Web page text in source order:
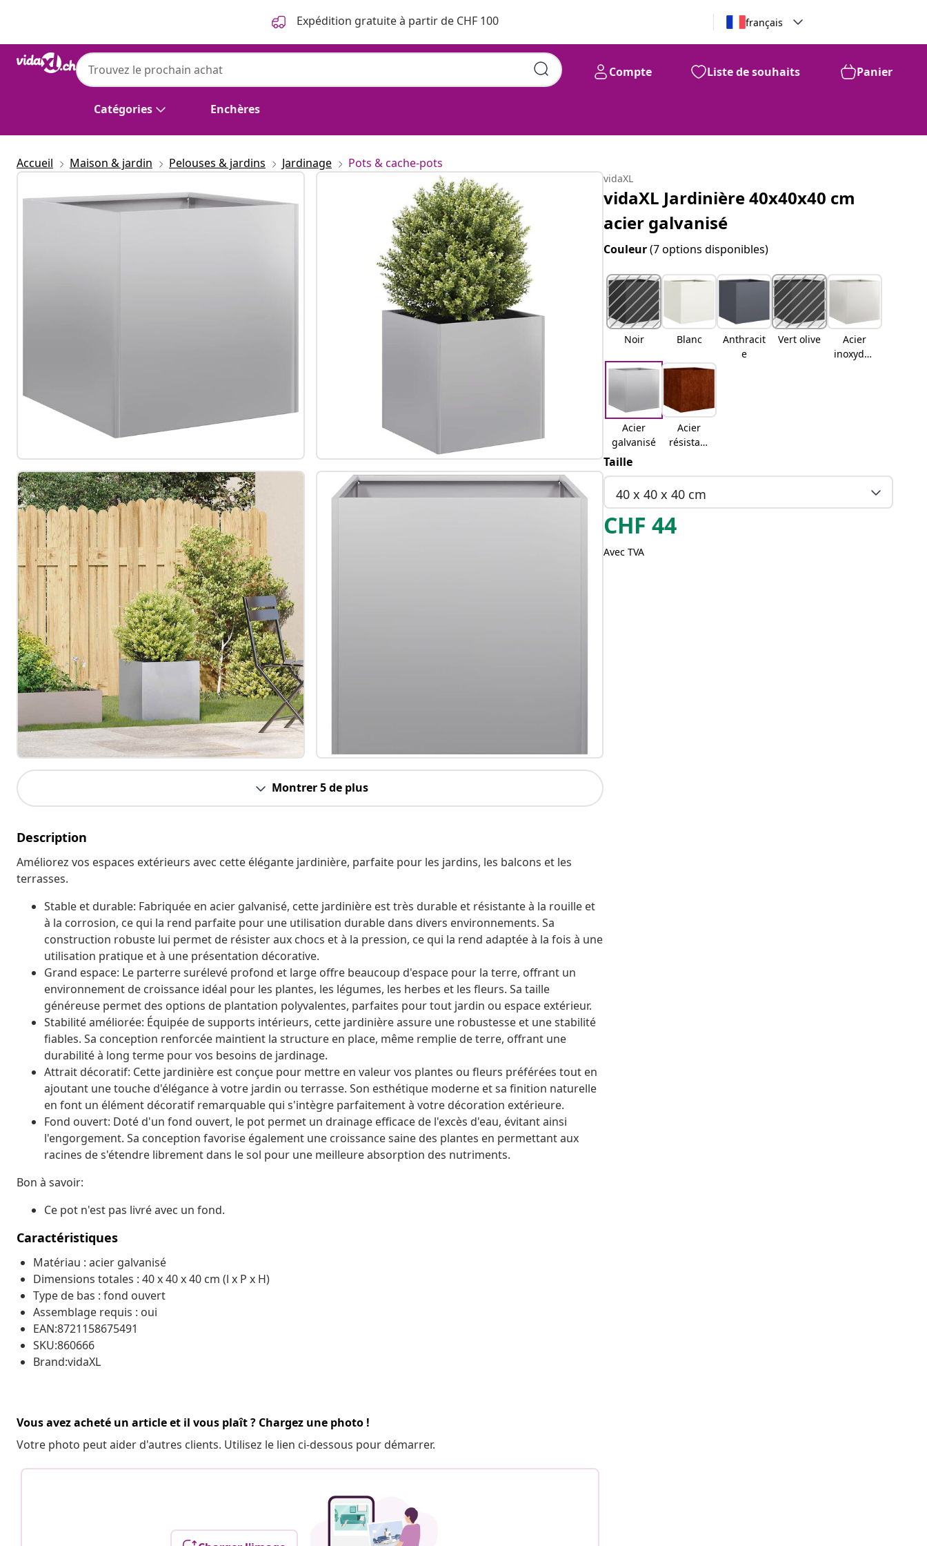
Expédition gratuite à partir de CHF 100 français
Catégories Enchères
Compte Liste de souhaits Panier
Accueil Maison & jardin Pelouses & jardins Jardinage Pots & cache-pots
Montrer 5 de plus
Description
Améliorez vos espaces extérieurs avec cette élégante jardinière, parfaite pour les jardins, les balcons et les
terrasses.
Stable et durable: Fabriquée en acier galvanisé, cette jardinière est très durable et résistante à la rouille et
à la corrosion, ce qui la rend parfaite pour une utilisation durable dans divers environnements. Sa
construction robuste lui permet de résister aux chocs et à la pression, ce qui la rend adaptée à la fois à une
utilisation pratique et à une présentation décorative.
Grand espace: Le parterre surélevé profond et large offre beaucoup d'espace pour la terre, offrant un
environnement de croissance idéal pour les plantes, les légumes, les herbes et les fleurs. Sa taille
généreuse permet des options de plantation polyvalentes, parfaites pour tout jardin ou espace extérieur.
Stabilité améliorée: Équipée de supports intérieurs, cette jardinière assure une robustesse et une stabilité
fiables. Sa conception renforcée maintient la structure en place, même remplie de terre, offrant une
durabilité à long terme pour vos besoins de jardinage.
Attrait décoratif: Cette jardinière est conçue pour mettre en valeur vos plantes ou fleurs préférées tout en
ajoutant une touche d'élégance à votre jardin ou terrasse. Son esthétique moderne et sa finition naturelle
en font un élément décoratif remarquable qui s'intègre parfaitement à votre décoration extérieure.
Fond ouvert: Doté d'un fond ouvert, le pot permet un drainage efficace de l'excès d'eau, évitant ainsi
l'engorgement. Sa conception favorise également une croissance saine des plantes en permettant aux
racines de s'étendre librement dans le sol pour une meilleure absorption des nutriments.
Bon à savoir:
Ce pot n'est pas livré avec un fond.
Caractéristiques
Matériau : acier galvanisé
Dimensions totales : 40 x 40 x 40 cm (l x P x H)
Type de bas : fond ouvert
Assemblage requis : oui
EAN:8721158675491
SKU:860666
Brand:vidaXL
Vous avez acheté un article et il vous plaît ? Chargez une photo !
Votre photo peut aider d'autres clients. Utilisez le lien ci-dessous pour démarrer.
vidaXL
vidaXL Jardinière 40x40x40 cm
acier galvanisé
Couleur(7 options disponibles)
Noir Blanc
Anthracit
e
Vert olive
Acier
inoxydab
Acier
galvanisé
Acier
résistant
Taille
40 x 40 x 40 cm
CHF 44
Avec TVA